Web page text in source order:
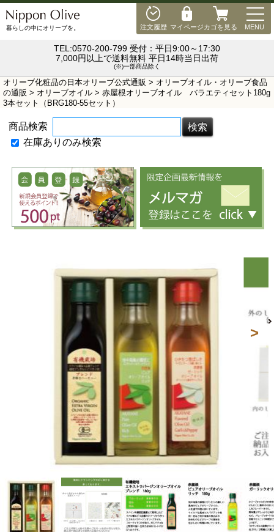
注文履歴 マイページカゴを見る MENU
暮らしの中にオリーブを。
TEL:0570-200-799 受付：平日9:00～17:30
7,000円以上で送料無料 平日14時当日出荷
(※)一部商品除く
オリーブ化粧品の日本オリーブ公式通販 > オリーブオイル・オリーブ食品
の通販 > オリーブオイル > 赤屋根オリーブオイル バラエティセット180g
3本セット（BRG180-55セット）
商品検索
在庫ありのみ検索